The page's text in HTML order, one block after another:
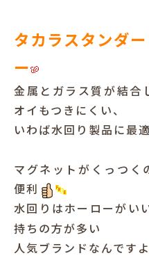
お
タカラスタンダ
ー
金属とガラス質が結合
オイもつきにくい、
いわば水回り製品に最
マグネットがくっつく
便利
水回りはホーローがい
持ちの方が多い
人気ブランドなんです